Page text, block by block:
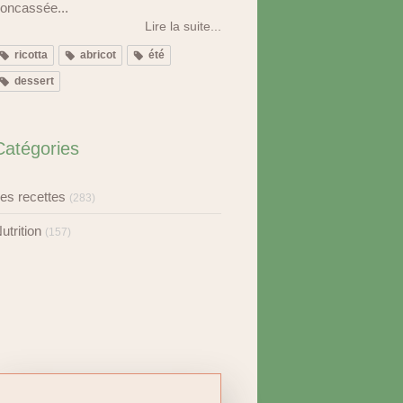
Lire la suite...
ricotta abricot été
dessert
recettes (283)
(157)